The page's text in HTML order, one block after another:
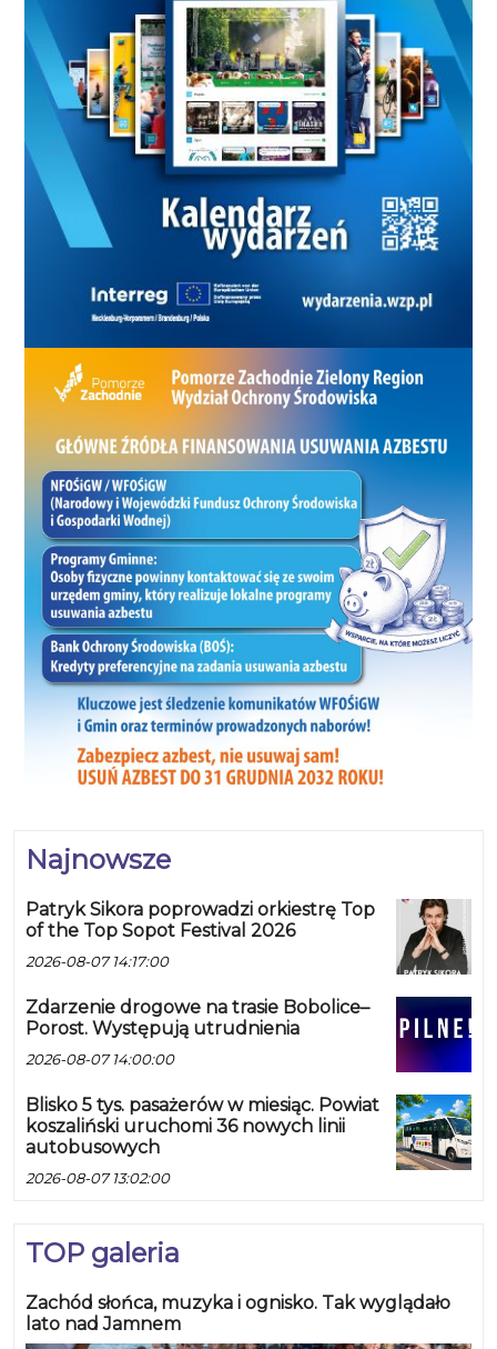
Najnowsze
Patryk Sikora poprowadzi orkiestrę Top
of the Top Sopot Festival 2026
2026-08-07 14:17:00
Zdarzenie drogowe na trasie Bobolice–
Porost. Występują utrudnienia
2026-08-07 14:00:00
Blisko 5 tys. pasażerów w miesiąc. Powiat
koszaliński uruchomi 36 nowych linii
autobusowych
2026-08-07 13:02:00
TOP galeria
Zachód słońca, muzyka i ognisko. Tak wyglądało
lato nad Jamnem